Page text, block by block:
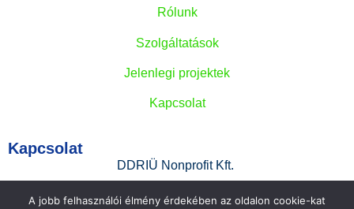
Rólunk
Szolgáltatások
Jelenlegi projektek
Kapcsolat
Kapcsolat
DDRIÜ Nonprofit Kft.
+36 (20) 369-6089
A jobb felhasználói élmény érdekében az oldalon cookie-kat